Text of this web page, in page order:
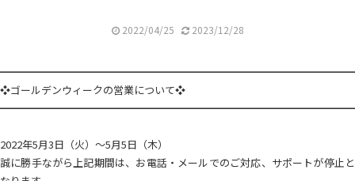
2022/04/25 2023/12/28
❖ゴールデンウィークの営業について❖
2022年5月3日（火）～5月5日（木）
誠に勝手ながら上記期間は、お電話・メールでのご対応、サポートが停止と